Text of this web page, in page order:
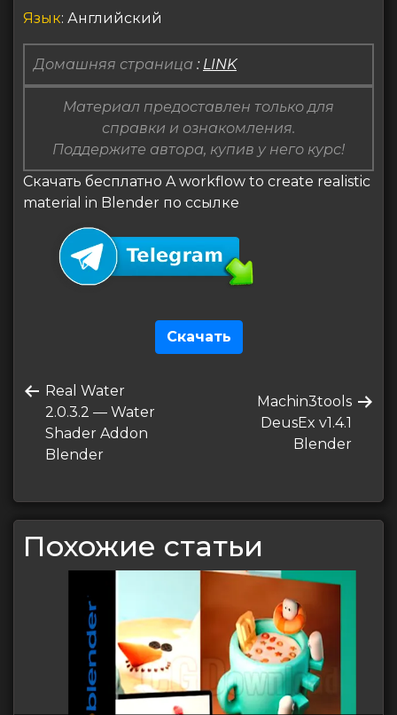
Язык: Английский
Домашняя страница : LINK
Материал предоставлен только для
справки и ознакомления.
Поддержите автора, купив у него курс!
Скачать бесплатно A workflow to create realistic
material in Blender по ссылке
Скачать
по
записям
Предыдущая
запись
Real Water
2.0.3.2 — Water
Shader Addon
Blender
Следующая
запись
Machin3tools
DeusEx v1.4.1
Blender
Похожие статьи